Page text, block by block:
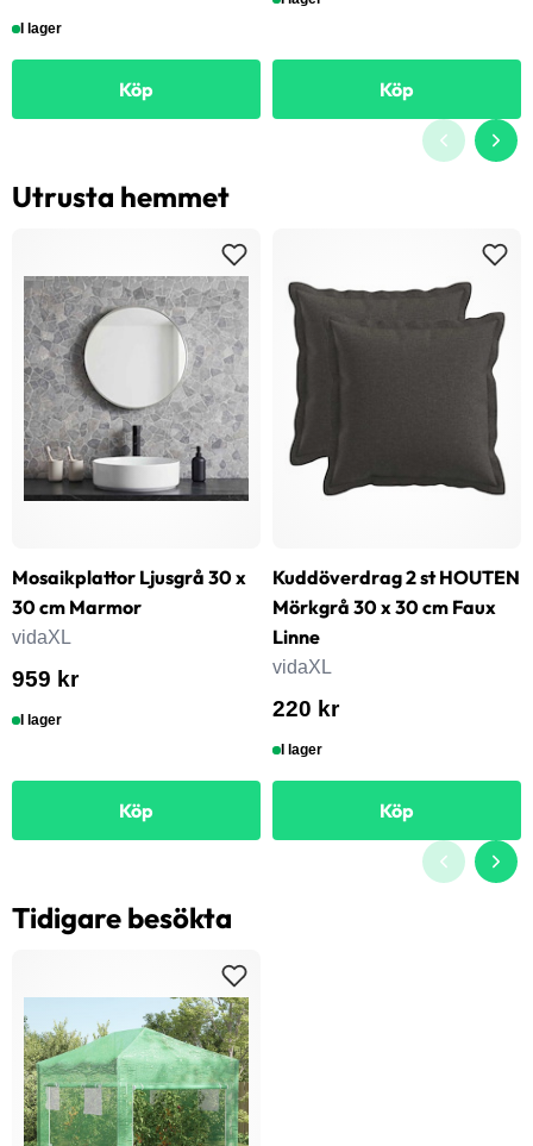
I lager
Köp Köp
Utrusta hemmet
Mosaikplattor Ljusgrå 30 x
30 cm Marmor
vidaXL
959 kr
I lager
Köp
Kuddöverdrag 2 st HOUTEN
Mörkgrå 30 x 30 cm Faux
Linne
vidaXL
220 kr
I lager
Köp
Tidigare besökta